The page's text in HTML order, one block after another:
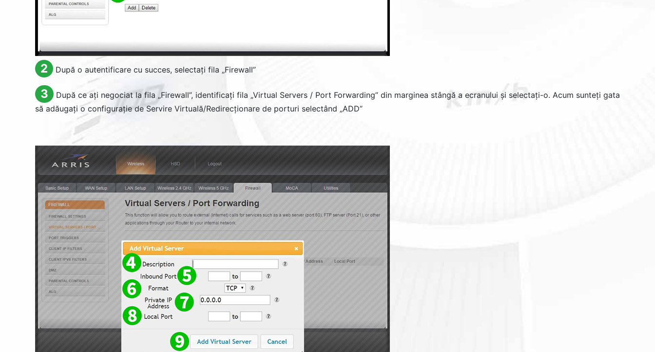
2 După o autentificare cu succes, selectați fila „Firewall”
3 După ce ați negociat la fila „Firewall”, identificați fila „Virtual Servers / Port Forwarding” din marginea stângă a ecranului și selectați-o. Acum sunteți gata
să adăugați o configurație de Servire Virtuală/Redirecționare de porturi selectând „ADD”